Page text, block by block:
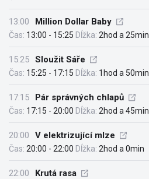
13:00 Million Dollar Baby
Čas: 13:00 - 15:25 Dĺžka: 2hod a 25min
15:25 Sloužit Sáře
Čas: 15:25 - 17:15 Dĺžka: 1hod a 50min
17:15 Pár správných chlapů
Čas: 17:15 - 20:00 Dĺžka: 2hod a 45min
20:00 V elektrizující mlze
Čas: 20:00 - 22:00 Dĺžka: 2hod a 0min
22:00 Krutá rasa